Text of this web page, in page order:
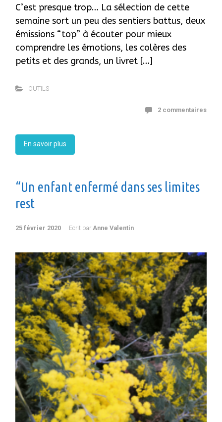
C’est presque trop… La sélection de cette
semaine sort un peu des sentiers battus, deux
émissions “top” à écouter pour mieux
comprendre les émotions, les colères des
petits et des grands, un livret […]
OUTILS
2 commentaires
En savoir plus
“Un enfant enfermé dans ses limites
rest
25 février 2020 Ecrit par Anne Valentin